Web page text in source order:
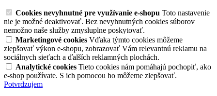
Cookies nevyhnutné pre využívanie e-shopu Toto nastavenie
nie je možné deaktivovať. Bez nevyhnutných cookies súborov
nemožno naše služby zmysluplne poskytovať.
Marketingové cookies Vďaka týmto cookies môžeme
zlepšovať výkon e-shopu, zobrazovať Vám relevantnú reklamu na
sociálnych sieťach a ďalších reklamných plochách.
Analytické cookies Tieto cookies nám pomáhajú pochopiť, ako
e-shop používate. S ich pomocou ho môžeme zlepšovať.
Potvrdzujem